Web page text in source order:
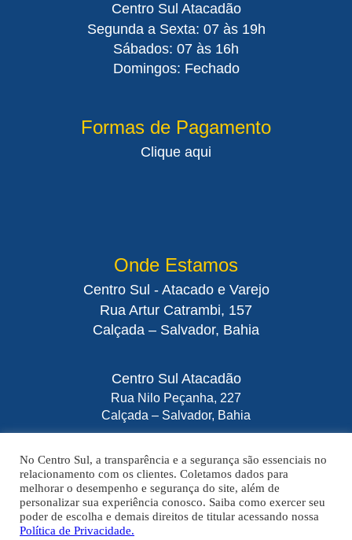
Centro Sul Atacadão
Segunda a Sexta: 07 às 19h
Sábados: 07 às 16h
Domingos: Fechado
Formas de Pagamento
Clique aqui
Onde Estamos
Centro Sul - Atacado e Varejo
Rua Artur Catrambi, 157
Calçada – Salvador, Bahia
Centro Sul Atacadão
Rua Nilo Peçanha, 227
Calçada – Salvador, Bahia
A VENDA E O CONSUMO DE BEBIDAS ALCOÓLICAS SÃO PROIBIDOS
PARA MENORES DE 18 ANOS. BEBIDA ALCOÓLICA PODE CAUSAR
DEPENDÊNCIA QUÍMICA E, EM EXCESSO, PROVOCA GRAVES MALES À
SAÚDE. BEBA COM MODERAÇÃO.
No Centro Sul, a transparência e a segurança são essenciais no
relacionamento com os clientes. Coletamos dados para
melhorar o desempenho e segurança do site, além de
personalizar sua experiência conosco. Saiba como exercer seu
poder de escolha e demais direitos de titular acessando nossa
Política de Privacidade.